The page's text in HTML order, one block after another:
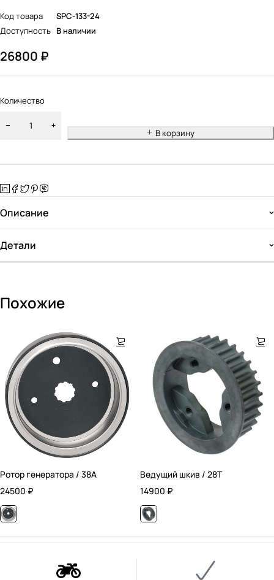
Код товара
SPC-133-24
Доступность В наличии
26800 ₽
Количество
В корзину
Описание
Детали
Похожие
Ротор генератора / 38А
24500 ₽
Ведущий шкив / 28T
14900 ₽